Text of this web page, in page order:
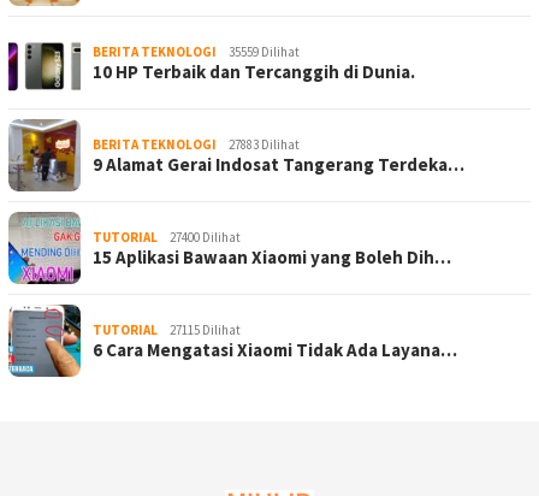
BERITA TEKNOLOGI 35559 Dilihat
10 HP Terbaik dan Tercanggih di Dunia.
BERITA TEKNOLOGI 27883 Dilihat
9 Alamat Gerai Indosat Tangerang Terdeka…
TUTORIAL 27400 Dilihat
15 Aplikasi Bawaan Xiaomi yang Boleh Dih…
TUTORIAL 27115 Dilihat
6 Cara Mengatasi Xiaomi Tidak Ada Layana…